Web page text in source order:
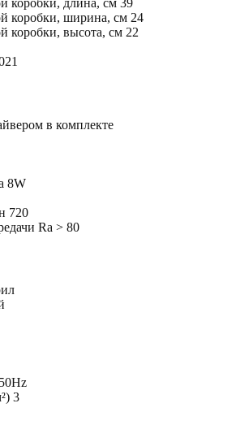
коробки, длина, см 39
коробки, ширина, см 24
коробки, высота, см 22
в комплекте
8W
720
Ra > 80
3